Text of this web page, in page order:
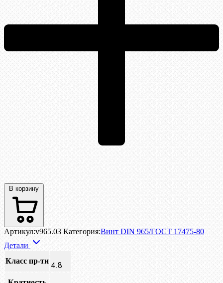
В корзину
Артикул:v965.03 Категория:Винт DIN 965/ГОСТ 17475-80
Детали
Класс пр-ти 4.8